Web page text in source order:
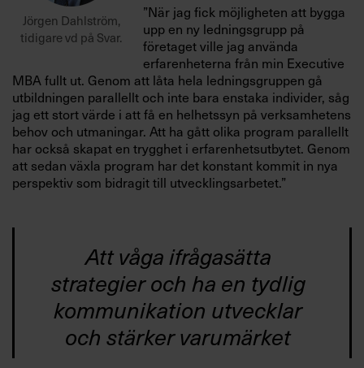
Jörgen Dahlström,
tidigare vd på Svar.
”När jag fick möjligheten att bygga
upp en ny ledningsgrupp på
företaget ville jag använda
erfarenheterna från min Executive
MBA fullt ut. Genom att låta hela ledningsgruppen gå
utbildningen parallellt och inte bara enstaka individer, såg
jag ett stort värde i att få en helhetssyn på verksamhetens
behov och utmaningar. Att ha gått olika program parallellt
har också skapat en trygghet i erfarenhetsutbytet. Genom
att sedan växla program har det konstant kommit in nya
perspektiv som bidragit till utvecklingsarbetet.”
Att våga ifrågasätta
strategier och ha en tydlig
kommunikation utvecklar
och stärker varumärket